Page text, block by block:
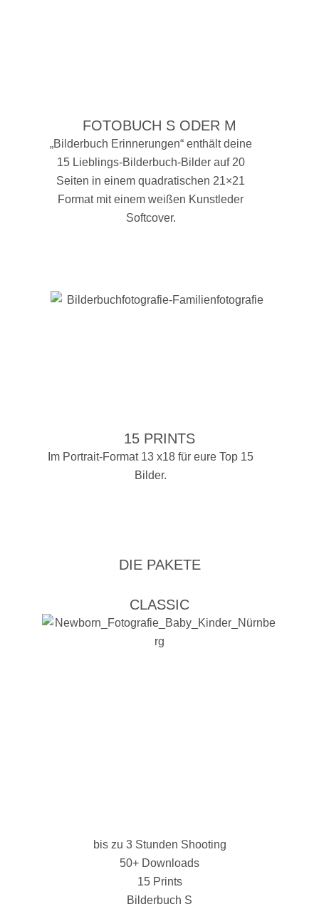
FOTOBUCH S ODER M
„Bilderbuch Erinnerungen“ enthält deine
15 Lieblings-Bilderbuch-Bilder auf 20
Seiten in einem quadratischen 21×21
Format mit einem weißen Kunstleder
Softcover.
15 PRINTS
Im Portrait-Format 13 x18 für eure Top 15
Bilder.
DIE PAKETE
CLASSIC
bis zu 3 Stunden Shooting
50+ Downloads
15 Prints
Bilderbuch S